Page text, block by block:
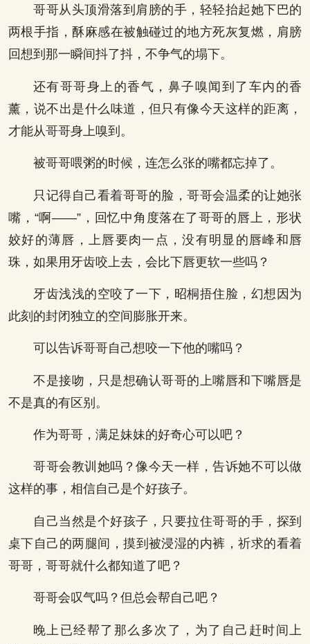
哥哥从头顶滑落到肩膀的手，轻轻抬起她下巴的
两根手指，酥麻感在被触碰过的地方死灰复燃，肩膀
回想到那一瞬间抖了抖，不争气的塌下。
还有哥哥身上的香气，鼻子嗅闻到了车内的香
薰，说不出是什么味道，但只有像今天这样的距离，
才能从哥哥身上嗅到。
被哥哥喂粥的时候，连怎么张的嘴都忘掉了。
只记得自己看着哥哥的脸，哥哥会温柔的让她张
嘴，“啊——”，回忆中角度落在了哥哥的唇上，形状
姣好的薄唇，上唇要肉一点，没有明显的唇峰和唇
珠，如果用牙齿咬上去，会比下唇更软一些吗？
牙齿浅浅的空咬了一下，昭桐捂住脸，幻想因为
此刻的封闭独立的空间膨胀开来。
可以告诉哥哥自己想咬一下他的嘴吗？
不是接吻，只是想确认哥哥的上嘴唇和下嘴唇是
不是真的有区别。
作为哥哥，满足妹妹的好奇心可以吧？
哥哥会教训她吗？像今天一样，告诉她不可以做
这样的事，相信自己是个好孩子。
自己当然是个好孩子，只要拉住哥哥的手，探到
桌下自己的两腿间，摸到被浸湿的内裤，祈求的看着
哥哥，哥哥就什么都知道了吧？
哥哥会叹气吗？但总会帮自己吧？
晚上已经帮了那么多次了，为了自己赶时间上